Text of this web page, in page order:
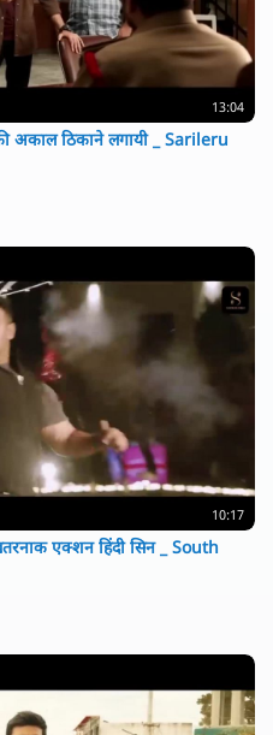
13:04
ठिकाने लगायी _ Sarileru
10:17
एक्शन हिंदी सिन _ South